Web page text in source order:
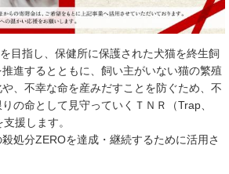
目指し、保健所に保護された犬猫を終生飼
進するとともに、飼い主がいない猫の繁殖
、不幸な命を産みだすことを防ぐため、不
の命として見守っていくＴＮＲ（Trap、
援します。
処分ZEROを達成・継続するために活用さ